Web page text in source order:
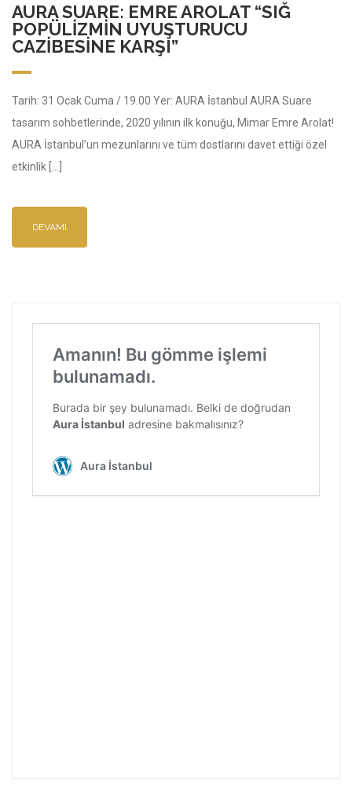
AURA SUARE: EMRE AROLAT “SIĞ
POPÜLIZMIN UYUŞTURUCU
CAZIBESINE KARŞI”
Tarih: 31 Ocak Cuma / 19.00 Yer: AURA İstanbul AURA Suare
tasarım sohbetlerinde, 2020 yılının ilk konuğu, Mimar Emre Arolat!
AURA İstanbul’un mezunlarını ve tüm dostlarını davet ettiği özel
etkinlik […]
DEVAMI